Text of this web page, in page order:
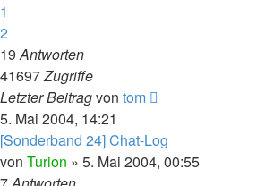
1
2
19Antworten
41697Zugriffe
Letzter Beitragvon tom
5. Mai 2004, 14:21
[Sonderband 24] Chat-Log
von Turion » 5. Mai 2004, 00:55